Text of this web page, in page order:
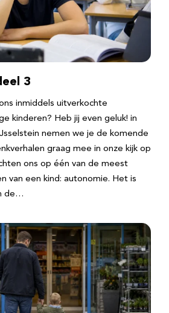
3
inmiddels uitverkochte
kinderen? Heb jij even geluk! in
nemen we je de komende
graag mee in onze kijk op
ons op één van de meest
van een kind: autonomie. Het is
de…